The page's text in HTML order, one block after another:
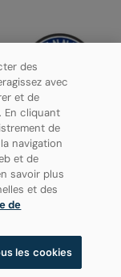
des
avec
et de
En cliquant
de
navigation
et de
savoir plus
et des
de
les cookies